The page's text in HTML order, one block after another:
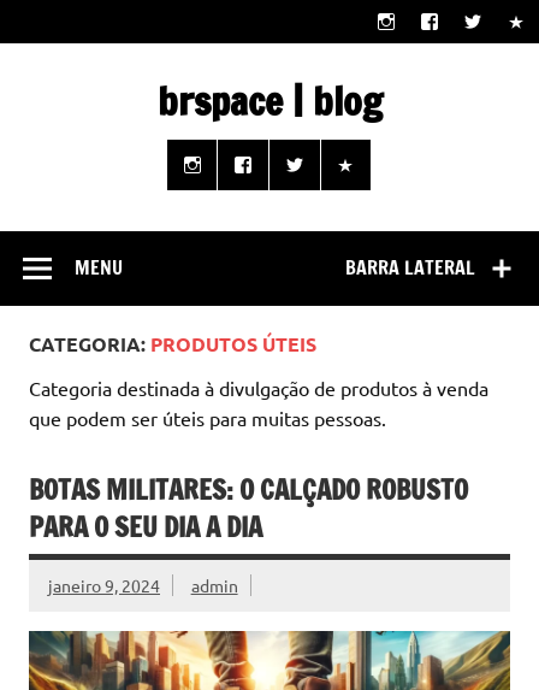
content
brspace | blog
Descubra como a tecnologia pode melhorar sua vida |
Junte-se a nós rumo a um futuro em que o útil e prático
estão ao seu alcance!
BARRA LATERAL
MENU
CATEGORIA: PRODUTOS ÚTEIS
Categoria destinada à divulgação de produtos à venda
que podem ser úteis para muitas pessoas.
BOTAS MILITARES: O CALÇADO ROBUSTO
PARA O SEU DIA A DIA
janeiro 9, 2024 admin